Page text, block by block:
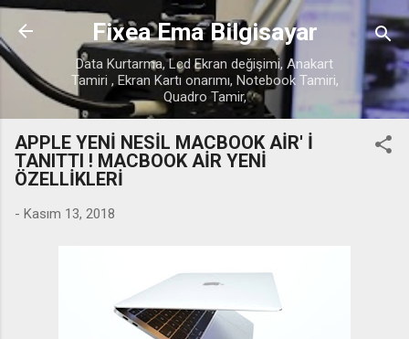
Ana içeriğe atla
Fixea Ema Bilgisayar
Data Kurtarma, Lcd Ekran değişimi, Anakart
Tamiri , Ekran Kartı onarımı, Notebook Tamiri,
Quadro Tamir,
APPLE YENİ NESİL MACBOOK AİR' İ
TANITTI ! MACBOOK AİR YENİ
ÖZELLİKLERİ
- Kasım 13, 2018